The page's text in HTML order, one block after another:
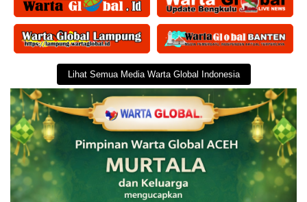
Lihat Semua Media Warta Global Indonesia